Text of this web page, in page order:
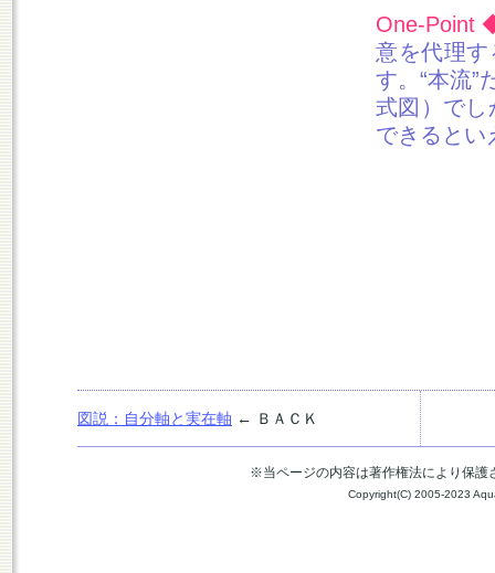
One-Point
意を代理す
す。“本流”
式図）でし
できるとい
図説：自分軸と実在軸 ← ＢＡＣＫ
※当ページの内容は著作権法により保護
Copyright(C) 2005-2023